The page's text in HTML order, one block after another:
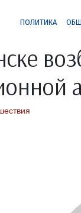
ПОЛИТИКА